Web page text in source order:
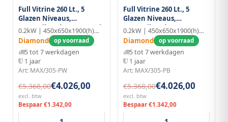
Full Vitrine 260 Lt., 5
Glazen Niveaus,
Geventileerd - Pastry - Wit
0.2kW | 450x650x1900(h)mm
Diamond op voorraad
5 tot 7 werkdagen
1 jaar
Art: MAX/305-PW
€5.368,00€4.026,00
excl. btw
Bespaar €1.342,00
Full Vitrine 260 Lt., 5
Glazen Niveaus,
Geventileerd - Pastry -
Zwart
0.2kW | 450x650x1900(h)mm
Diamond op voorraad
5 tot 7 werkdagen
1 jaar
Art: MAX/305-PB
€5.368,00€4.026,00
excl. btw
Bespaar €1.342,00